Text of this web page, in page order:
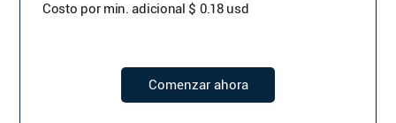
Costo por min. adicional $ 0.18 usd
Comenzar ahora